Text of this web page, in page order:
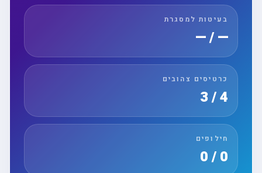
בעיטות למסגרת
— / —
כרטיסים צהובים
חילופים